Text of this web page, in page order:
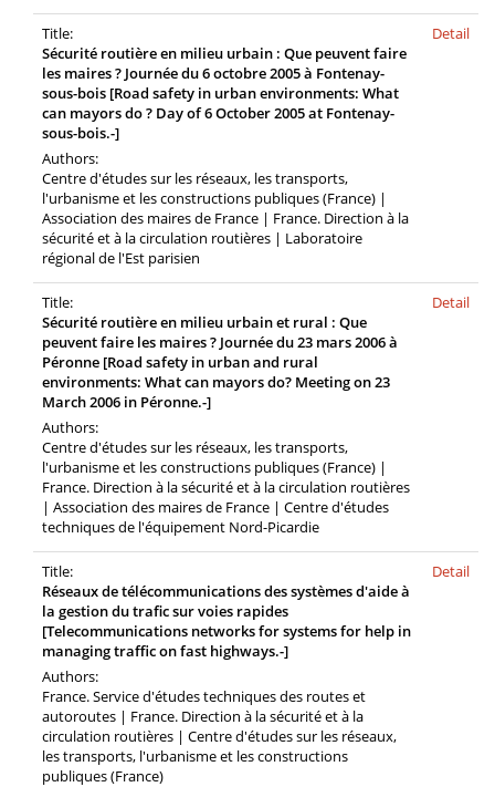
Title:
Sécurité routière en milieu urbain : Que peuvent faire
les maires ? Journée du 6 octobre 2005 à Fontenay-
sous-bois [Road safety in urban environments: What
can mayors do ? Day of 6 October 2005 at Fontenay-
sous-bois.-]
Authors:
Centre d'études sur les réseaux, les transports,
l'urbanisme et les constructions publiques (France) |
Association des maires de France | France. Direction à la
sécurité et à la circulation routières | Laboratoire
régional de l'Est parisien
Detail
Title:
Sécurité routière en milieu urbain et rural : Que
peuvent faire les maires ? Journée du 23 mars 2006 à
Péronne [Road safety in urban and rural
environments: What can mayors do? Meeting on 23
March 2006 in Péronne.-]
Authors:
Centre d'études sur les réseaux, les transports,
l'urbanisme et les constructions publiques (France) |
France. Direction à la sécurité et à la circulation routières
| Association des maires de France | Centre d'études
techniques de l'équipement Nord-Picardie
Detail
Title:
Réseaux de télécommunications des systèmes d'aide à
la gestion du trafic sur voies rapides
[Telecommunications networks for systems for help in
managing traffic on fast highways.-]
Authors:
France. Service d'études techniques des routes et
autoroutes | France. Direction à la sécurité et à la
circulation routières | Centre d'études sur les réseaux,
les transports, l'urbanisme et les constructions
publiques (France)
Detail